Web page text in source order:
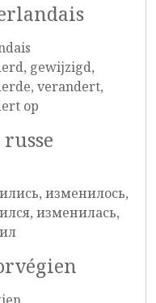
gewijzigd,
verandert,
op
изменилось,
изменилась,